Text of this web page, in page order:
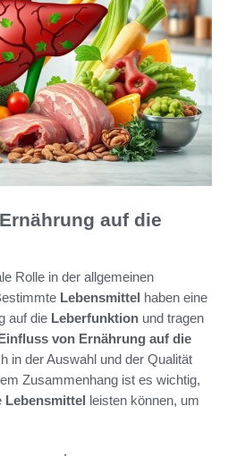
auf die
Rolle in der allgemeinen
Lebensmittel haben eine
auf die Leberfunktion und tragen
von Ernährung auf die
in der Auswahl und der Qualität
Zusammenhang ist es wichtig,
Lebensmittel leisten können, um